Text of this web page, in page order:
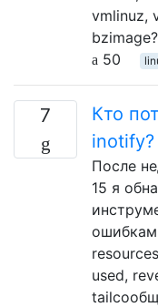
vmlinuz,
bzimage?
50
7
Кто
inotify?
После
15 я
used,